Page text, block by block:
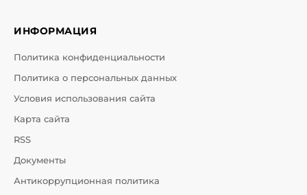
ИНФОРМАЦИЯ
Политика конфиденциальности
Политика о персональных данных
Условия использования сайта
Карта сайта
RSS
Документы
Антикоррупционная политика